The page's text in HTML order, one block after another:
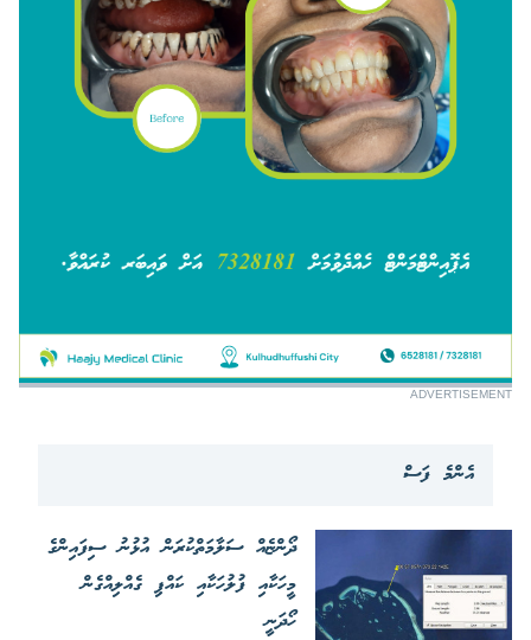
ADVERTISEMENT
އެންމެ ފަސް
ދޯންޏެއް ސަލާމަތްކުރަން އުޅުނު ސިފައިންގެ
މީހަކާއި ފުލުހަކާއި ކައްޕި ގެއްލިއްގެން
ހޯދަނީ